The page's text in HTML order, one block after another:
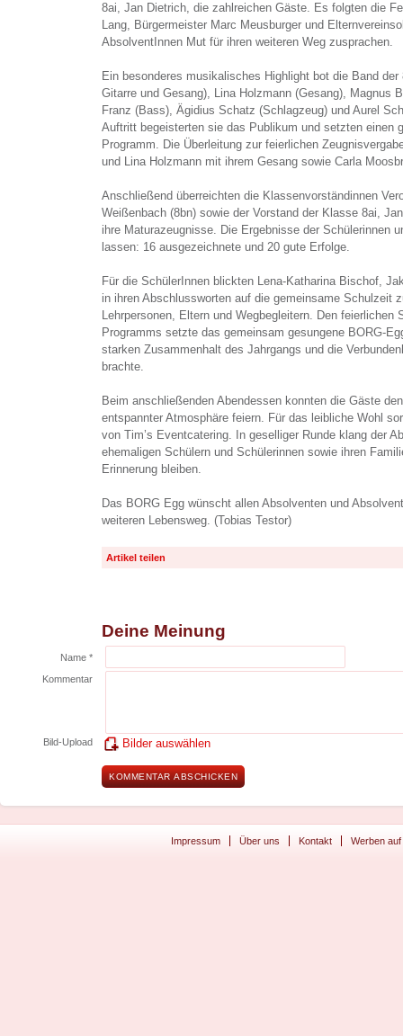
8ai, Jan Dietrich, die zahlreichen Gäste. Es folgten die
Lang, Bürgermeister Marc Meusburger und
AbsolventInnen Mut für ihren weiteren Weg zusprachen.
Ein besonderes musikalisches Highlight bot die Band
Gitarre und Gesang), Lina Holzmann (Gesang), Magnus
Franz (Bass), Ägidius Schatz (Schlagzeug) und Aurel
Auftritt begeisterten sie das Publikum und setzten einen
Programm. Die Überleitung zur feierlichen
und Lina Holzmann mit ihrem Gesang sowie Carla
Anschließend überreichten die Klassenvorständinnen
Weißenbach (8bn) sowie der Vorstand der Klasse 8ai,
ihre Maturazeugnisse. Die Ergebnisse der Schülerinnen
lassen: 16 ausgezeichnete und 20 gute Erfolge.
Für die SchülerInnen blickten Lena-Katharina Bischof,
in ihren Abschlussworten auf die gemeinsame Schulzeit
Lehrpersonen, Eltern und Wegbegleitern. Den
Programms setzte das gemeinsam gesungene BORG-
starken Zusammenhalt des Jahrgangs und die
brachte.
Beim anschließenden Abendessen konnten die Gäste
entspannter Atmosphäre feiern. Für das leibliche Wohl
von Tim’s Eventcatering. In geselliger Runde klang der
ehemaligen Schülern und Schülerinnen sowie ihren
Erinnerung bleiben.
Das BORG Egg wünscht allen Absolventen und
weiteren Lebensweg. (Tobias Testor)
Artikel teilen
Deine Meinung
Name *
Kommentar
Bild-Upload Bilder auswählen
Impressum Über uns Kontakt Werben